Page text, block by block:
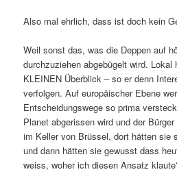
Also mal ehrlich, dass ist doch kein
Weil sonst das, was die Deppen auf
durchzuziehen abgebügelt wird. Lokal
KLEINEN Überblick – so er denn
verfolgen. Auf europäischer Ebene
Entscheidungswege so prima
Planet abgerissen wird und der
im Keller von Brüssel, dort hätten sie
und dann hätten sie gewusst dass
weiss, woher ich diesen Ansatz